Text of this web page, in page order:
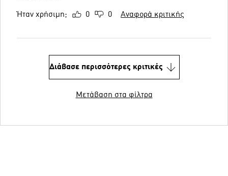
Ήταν χρήσιμη; 0 0 Αναφορά κριτικής
Διάβασε περισσότερες κριτικές
Μετάβαση στα φίλτρα